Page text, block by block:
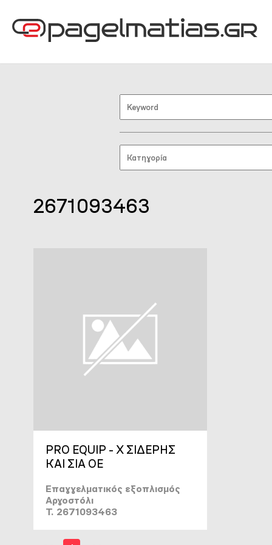
2671093463
PRO EQUIP - Χ ΣΙΔΕΡΗΣ
ΚΑΙ ΣΙΑ ΟΕ
Επαγγελματικός εξοπλισμός
Αργοστόλι
T. 2671093463